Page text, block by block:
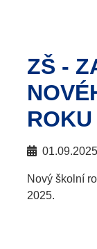
ZŠ -
ROKU
01.09.2025
Nový školní
2025.